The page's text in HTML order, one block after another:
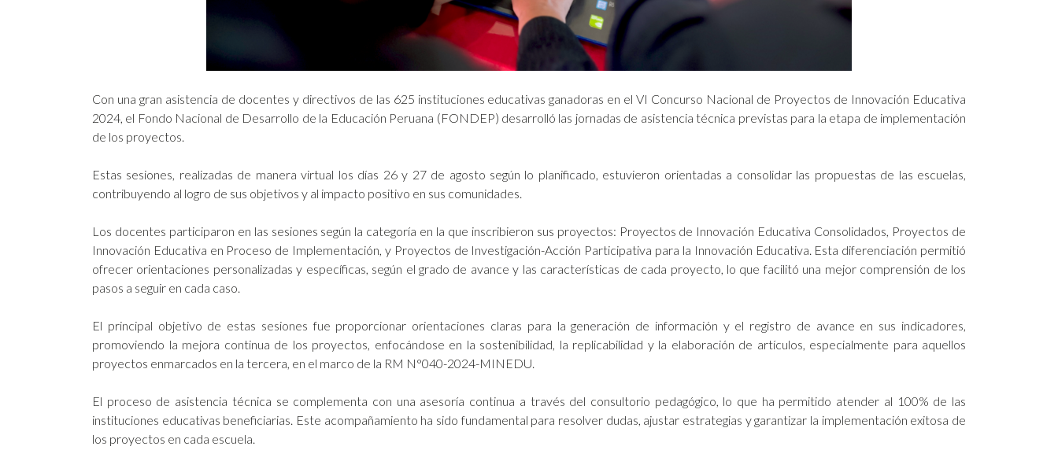
Con una gran asistencia de docentes y directivos de las 625 instituciones educativas ganadoras en el VI Concurso Nacional de Proyectos de Innovación Educativa
2024, el Fondo Nacional de Desarrollo de la Educación Peruana (FONDEP) desarrolló las jornadas de asistencia técnica previstas para la etapa de implementación
de los proyectos.
Estas sesiones, realizadas de manera virtual los días 26 y 27 de agosto según lo planificado, estuvieron orientadas a consolidar las propuestas de las escuelas,
contribuyendo al logro de sus objetivos y al impacto positivo en sus comunidades.
Los docentes participaron en las sesiones según la categoría en la que inscribieron sus proyectos: Proyectos de Innovación Educativa Consolidados, Proyectos de
Innovación Educativa en Proceso de Implementación, y Proyectos de Investigación-Acción Participativa para la Innovación Educativa. Esta diferenciación permitió
ofrecer orientaciones personalizadas y específicas, según el grado de avance y las características de cada proyecto, lo que facilitó una mejor comprensión de los
pasos a seguir en cada caso.
El principal objetivo de estas sesiones fue proporcionar orientaciones claras para la generación de información y el registro de avance en sus indicadores,
promoviendo la mejora continua de los proyectos, enfocándose en la sostenibilidad, la replicabilidad y la elaboración de artículos, especialmente para aquellos
proyectos enmarcados en la tercera, en el marco de la RM N°040-2024-MINEDU.
El proceso de asistencia técnica se complementa con una asesoría continua a través del consultorio pedagógico, lo que ha permitido atender al 100% de las
instituciones educativas beneficiarias. Este acompañamiento ha sido fundamental para resolver dudas, ajustar estrategias y garantizar la implementación exitosa de
los proyectos en cada escuela.